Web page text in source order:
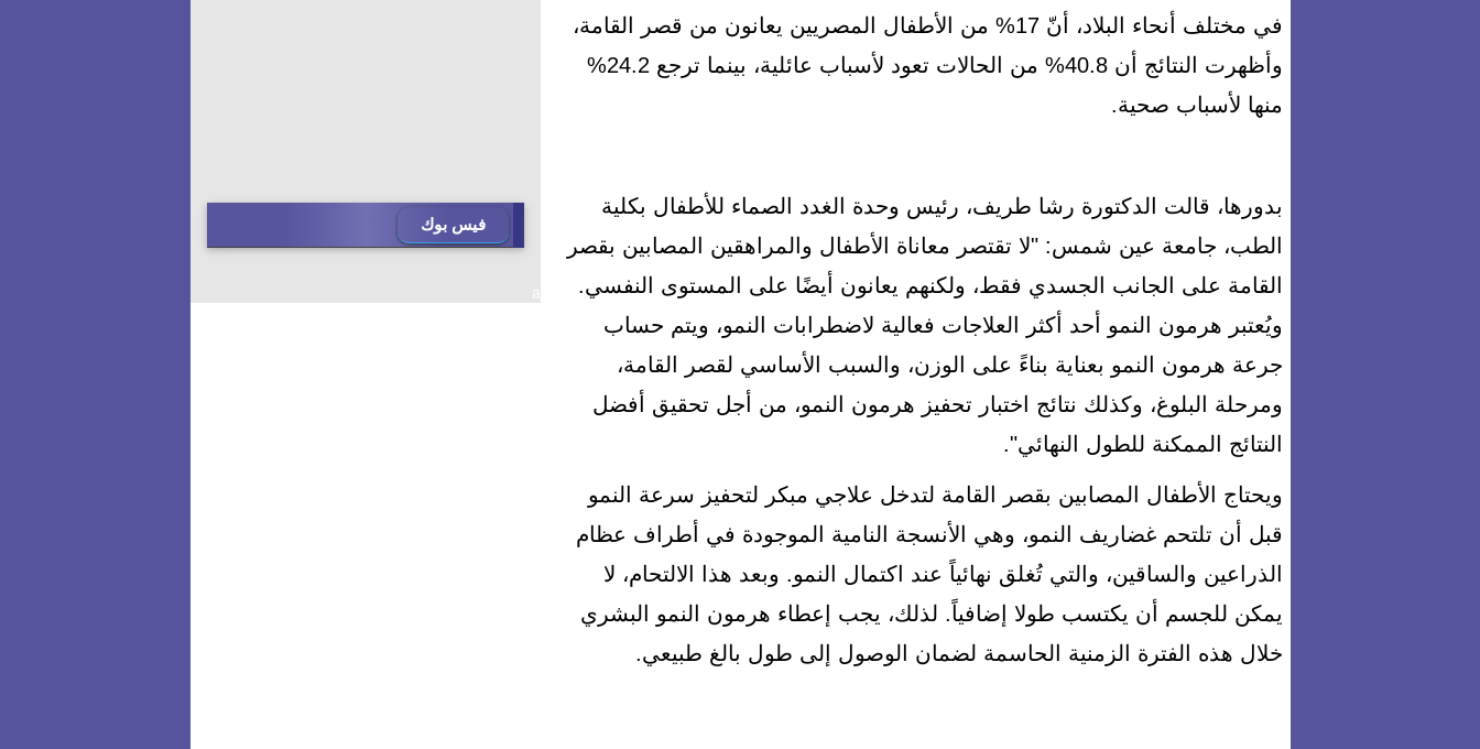
في مختلف أنحاء البلاد، أنّ 17% من الأطفال المصريين يعانون من قصر القامة،
وأظهرت النتائج أن 40.8% من الحالات تعود لأسباب عائلية، بينما ترجع 24.2%
منها لأسباب صحية.
بدورها، قالت الدكتورة رشا طريف، رئيس وحدة الغدد الصماء للأطفال بكلية
الطب، جامعة عين شمس: "لا تقتصر معاناة الأطفال والمراهقين المصابين بقصر
القامة على الجانب الجسدي فقط، ولكنهم يعانون أيضًا على المستوى النفسي.
ويُعتبر هرمون النمو أحد أكثر العلاجات فعالية لاضطرابات النمو، ويتم حساب
جرعة هرمون النمو بعناية بناءً على الوزن، والسبب الأساسي لقصر القامة،
ومرحلة البلوغ، وكذلك نتائج اختبار تحفيز هرمون النمو، من أجل تحقيق أفضل
النتائج الممكنة للطول النهائي".
ويحتاج الأطفال المصابين بقصر القامة لتدخل علاجي مبكر لتحفيز سرعة النمو
قبل أن تلتحم غضاريف النمو، وهي الأنسجة النامية الموجودة في أطراف عظام
الذراعين والساقين، والتي تُغلق نهائياً عند اكتمال النمو. وبعد هذا الالتحام، لا
يمكن للجسم أن يكتسب طولا إضافياً. لذلك، يجب إعطاء هرمون النمو البشري
خلال هذه الفترة الزمنية الحاسمة لضمان الوصول إلى طول بالغ طبيعي.
فيس بوك
a